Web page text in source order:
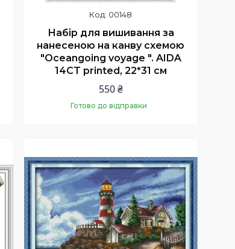
00148
Набір для вишивання за
нанесеною на канву схемою
"Oceangoing voyage ". AIDA
14CT printed, 22*31 см
550 ₴
Готово до відправки